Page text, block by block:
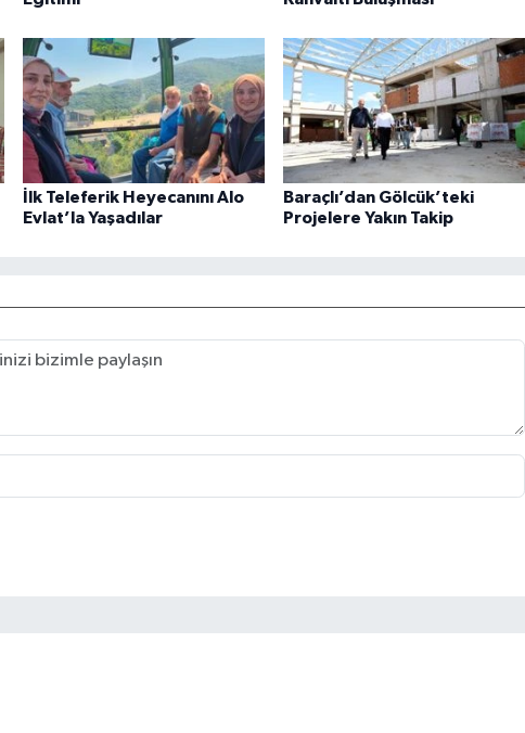
İlk Teleferik Heyecanını Alo
Evlat’la Yaşadılar
Baraçlı’dan Gölcük’teki
Projelere Yakın Takip